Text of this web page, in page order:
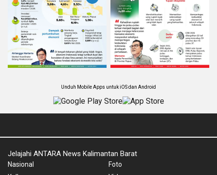
Unduh Mobile Apps untuk iOS dan Android
Jelajahi ANTARA News Kalimantan Barat
Nasional
Foto